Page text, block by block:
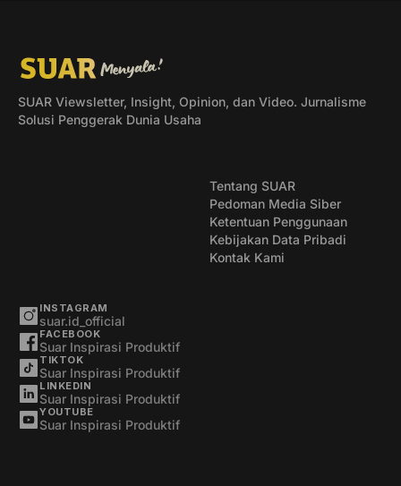
SUAR Viewsletter, Insight, Opinion, dan Video. Jurnalisme
Solusi Penggerak Dunia Usaha
Tentang SUAR
Pedoman Media Siber
Ketentuan Penggunaan
Kebijakan Data Pribadi
Kontak Kami
INSTAGRAM
suar.id_official
FACEBOOK
Suar Inspirasi Produktif
TIKTOK
Suar Inspirasi Produktif
LINKEDIN
Suar Inspirasi Produktif
YOUTUBE
Suar Inspirasi Produktif